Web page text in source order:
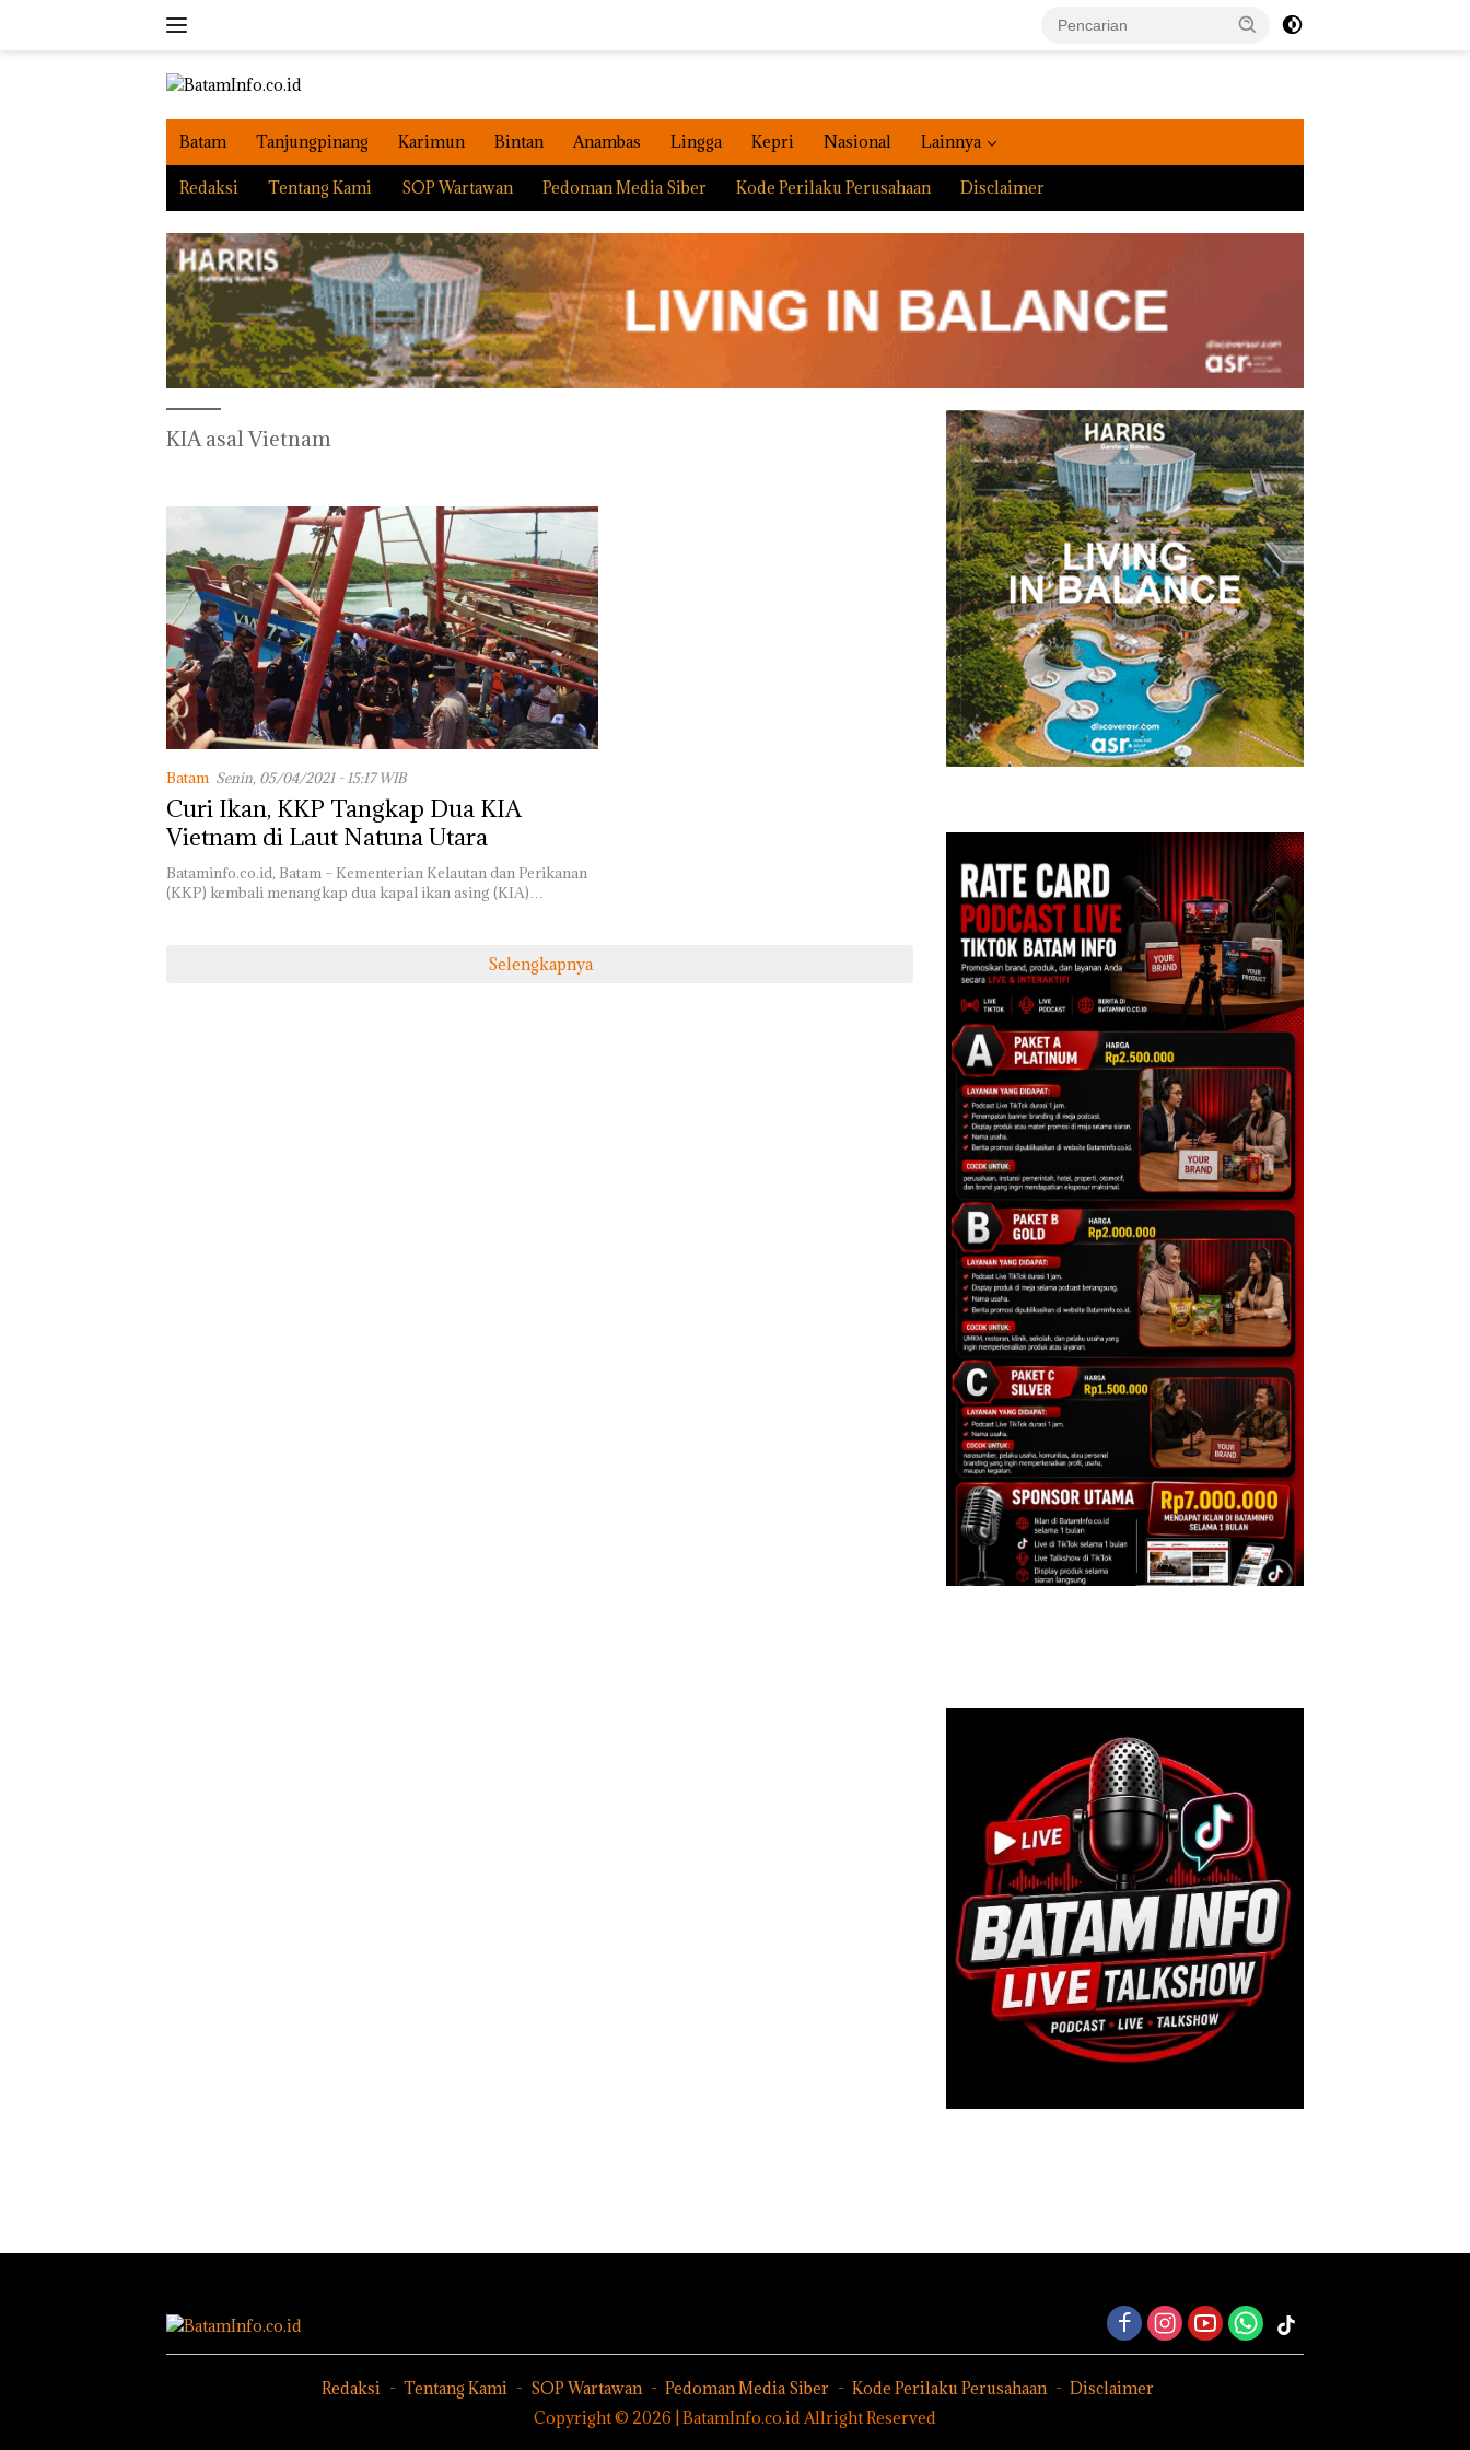
Batam Tanjungpinang Karimun Bintan Anambas Lingga Kepri Nasional Lainnya
Redaksi Tentang Kami SOP Wartawan Pedoman Media Siber Kode Perilaku Perusahaan Disclaimer
KIA asal Vietnam
Batam Senin, 05/04/2021 - 15:17 WIB
Curi Ikan, KKP Tangkap Dua KIA
Vietnam di Laut Natuna Utara
Bataminfo.co.id, Batam – Kementerian Kelautan dan Perikanan
(KKP) kembali menangkap dua kapal ikan asing (KIA)…
Selengkapnya
Redaksi Tentang Kami SOP Wartawan Pedoman Media Siber Kode Perilaku Perusahaan
Disclaimer
Copyright © 2026 | BatamInfo.co.id Allright Reserved